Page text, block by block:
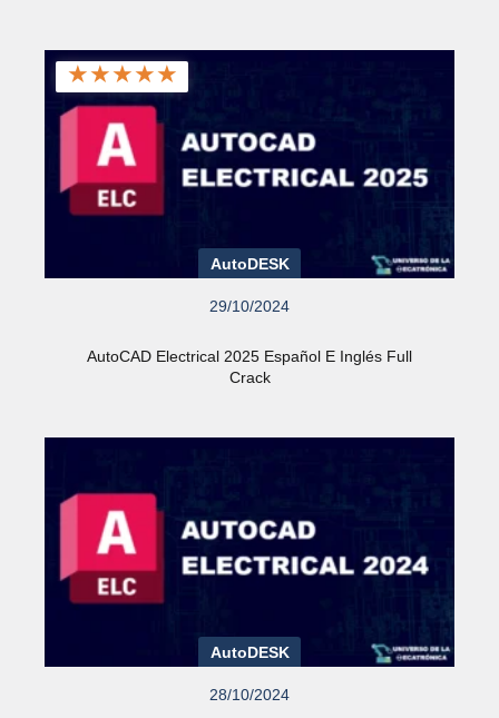
★★★★★
AutoDESK
29/10/2024
AutoCAD Electrical 2025 Español E Inglés Full
Crack
AutoDESK
28/10/2024